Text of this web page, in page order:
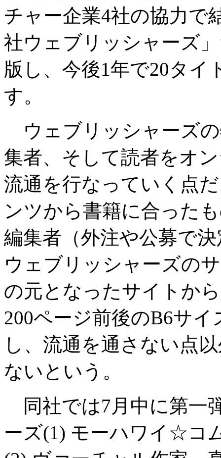
チャー企業4社の協力で
社ウェブリッシャーズ
版し、今後1年で20タイ
す。
ウェブリッシャーズ
集者、そして読者をオ
流通を行なっていく点
ンツから書籍に合った
編集者（外注や公募で
ウェブリッシャーズの
の元となったサイトか
200ページ前後のB6サ
し、流通を通さない点
ないという。
同社では7月中に第一
ーズ(1) モーハワイ☆コ